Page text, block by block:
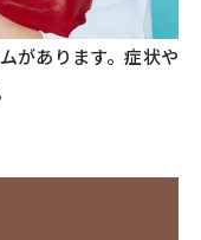
があります。症状や